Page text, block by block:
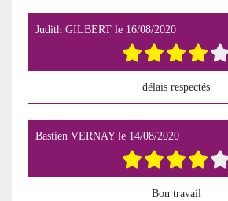
Judith GILBERT le 16/08/2020
délais respectés
Bastien VERNAYle 14/08/2020
Bon travail